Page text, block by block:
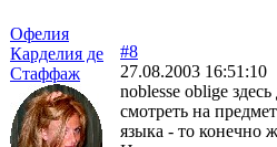
Офелия
Карделия де
Стаффаж
#8
27.08.2003 16:51:10
noblesse oblige здесь
смотреть на
языка - то конечно